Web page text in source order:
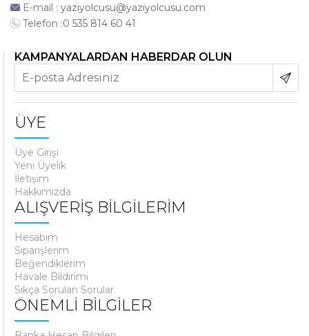
E-mail : yaziyolcusu@yaziyolcusu.com
Telefon :0 535 814 60 41
KAMPANYALARDAN HABERDAR OLUN
ÜYE
Üye Girişi
Yeni Üyelik
İletişim
Hakkımızda
ALIŞVERİŞ BİLGİLERİM
Hesabım
Siparişlerim
Beğendiklerim
Havale Bildirimi
Sıkça Sorulan Sorular
ÖNEMLİ BİLGİLER